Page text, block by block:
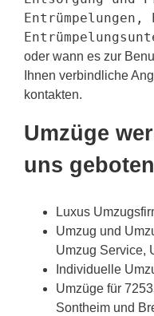
Entrümpelungen,
oder wann es zur
Ihnen verbindliche
kontakten.
Umzüge
uns geboten
Luxus
Umzug und
Umzug Service,
Individuelle
Umzüge für
Sontheim und